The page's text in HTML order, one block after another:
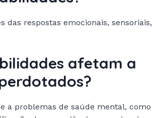
das respostas emocionais, sensoriais,
afetam a
a problemas de saúde mental, como